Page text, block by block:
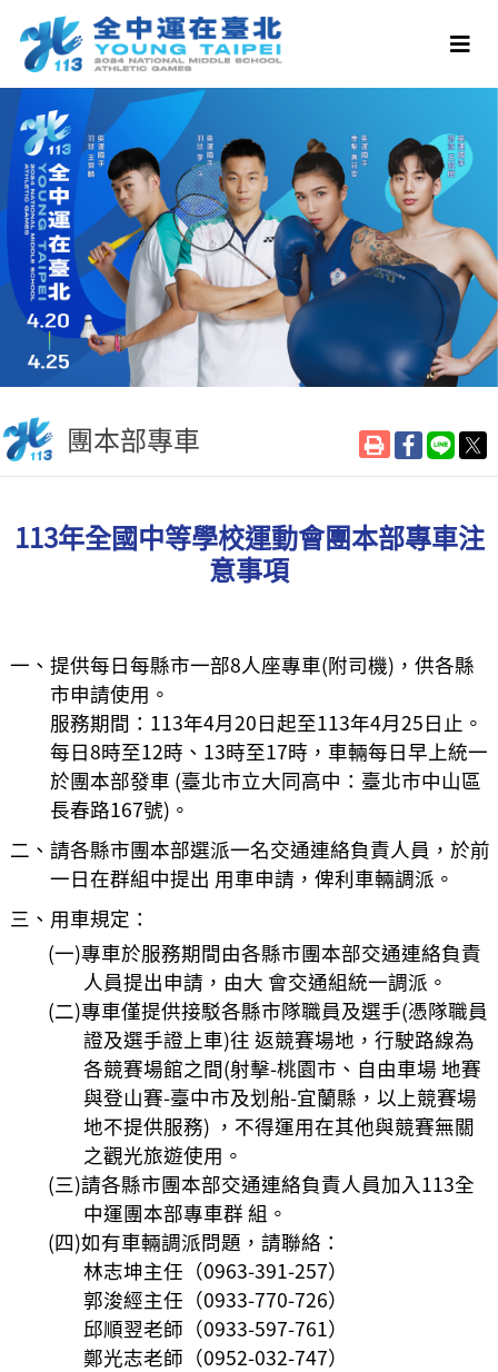
團本部專車
113年全國中等學校運動會團本部專車注
意事項
一、提供每日每縣市一部8人座專車(附司機)，供各縣
市申請使用。
服務期間：113年4月20日起至113年4月25日止。
每日8時至12時、13時至17時，車輛每日早上統一
於團本部發車 (臺北市立大同高中：臺北市中山區
長春路167號)。
二、請各縣市團本部選派一名交通連絡負責人員，於前
一日在群組中提出 用車申請，俾利車輛調派。
三、用車規定：
(一)專車於服務期間由各縣市團本部交通連絡負責
人員提出申請，由大 會交通組統一調派。
(二)專車僅提供接駁各縣市隊職員及選手(憑隊職員
證及選手證上車)往 返競賽場地，行駛路線為
各競賽場館之間(射擊-桃園市、自由車場 地賽
與登山賽-臺中市及划船-宜蘭縣，以上競賽場
地不提供服務) ，不得運用在其他與競賽無關
之觀光旅遊使用。
(三)請各縣市團本部交通連絡負責人員加入113全
中運團本部專車群 組。
(四)如有車輛調派問題，請聯絡：
林志坤主任（0963-391-257）
郭浚經主任（0933-770-726）
邱順翌老師（0933-597-761）
鄭光志老師（0952-032-747）